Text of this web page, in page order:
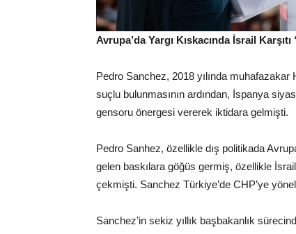
Avrupa’da Yargı Kıskacında İsrail
Pedro Sanchez, 2018 yılında
suçlu bulunmasının ardından, İspanya
gensoru önergesi vererek iktidara gelmişti.
Pedro Sanhez, özellikle dış politikada
gelen baskılara göğüs germiş, özellikle
çekmişti. Sanchez Türkiye’de CHP’ye
Sanchez’in sekiz yıllık başbakanlık